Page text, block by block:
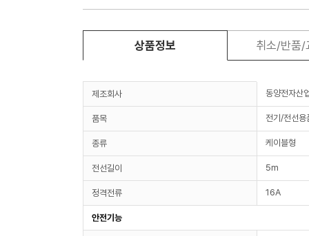
상품정보 취소/반품/
제조회사 동양전자산
품목 전기/전선용
종류 케이블형
전선길이 5m
정격전류 16A
안전기능